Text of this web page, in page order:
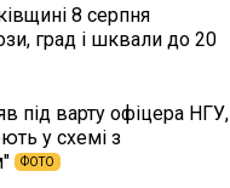
8 серпня
град і шквали до 20
під варту офіцера НГУ,
у схемі з
ФОТО